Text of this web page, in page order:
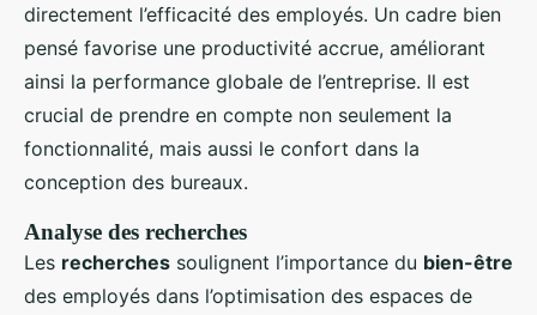
directement l’efficacité des employés. Un cadre bien
pensé favorise une productivité accrue, améliorant
ainsi la performance globale de l’entreprise. Il est
crucial de prendre en compte non seulement la
fonctionnalité, mais aussi le confort dans la
conception des bureaux.
Analyse des recherches
Les recherches soulignent l’importance du bien-être
des employés dans l’optimisation des espaces de